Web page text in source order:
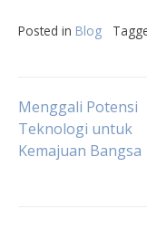
Posted in Blog
Post
Menggali Potensi
Teknologi untuk
Kemajuan Bangsa